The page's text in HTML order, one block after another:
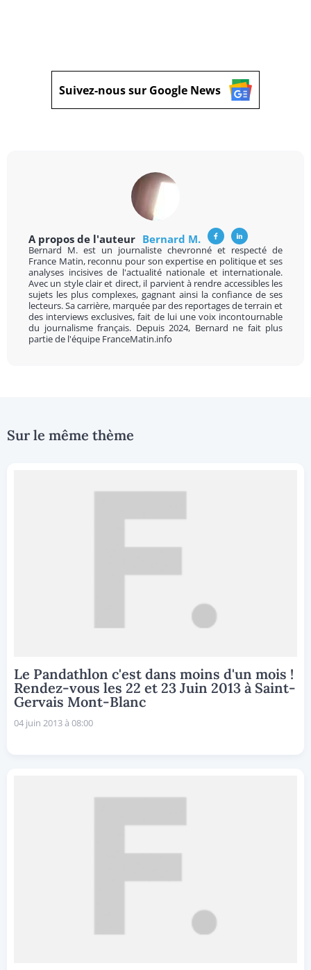
Suivez-nous sur Google News
A propos de l'auteur Bernard M.
Bernard M. est un journaliste chevronné et respecté de
France Matin, reconnu pour son expertise en politique et ses
analyses incisives de l'actualité nationale et internationale.
Avec un style clair et direct, il parvient à rendre accessibles les
sujets les plus complexes, gagnant ainsi la confiance de ses
lecteurs. Sa carrière, marquée par des reportages de terrain et
des interviews exclusives, fait de lui une voix incontournable
du journalisme français. Depuis 2024, Bernard ne fait plus
partie de l'équipe FranceMatin.info
Sur le même thème
Le Pandathlon c'est dans moins d'un mois !
Rendez-vous les 22 et 23 Juin 2013 à Saint-
Gervais Mont-Blanc
04 juin 2013 à 08:00